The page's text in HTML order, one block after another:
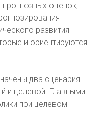
прогнозных оценок,
развития
и ориентируются
два сценария
и целевой. Главными
при целевом